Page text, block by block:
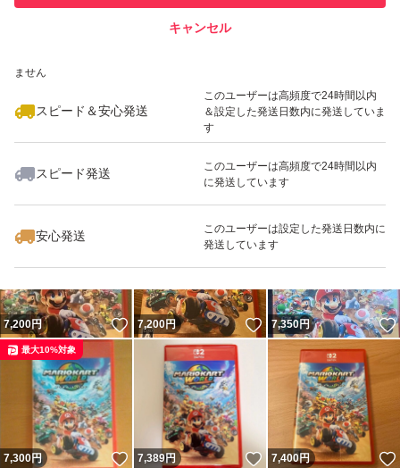
ません
スピード＆安心発送
このユーザーは高頻度で24時間以内
＆設定した発送日数内に発送していま
す
スピード発送
このユーザーは高頻度で24時間以内
に発送しています
安心発送
このユーザーは設定した発送日数内に
発送しています
キャンセル
いいね！
7,399
7,200円 いいね！
7,200円 いいね！
7,350円
7,300円 いいね！
最大10%対象
7,389円 いいね！
7,400円